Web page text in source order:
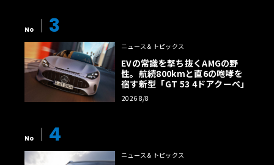
No 3
ニュース＆トピックス
EVの常識を撃ち抜くAMGの野
性。航続800kmと直6の咆哮を
宿す新型「GT 53 4ドアクーペ」
2026 8/8
No 4
ニュース＆トピックス